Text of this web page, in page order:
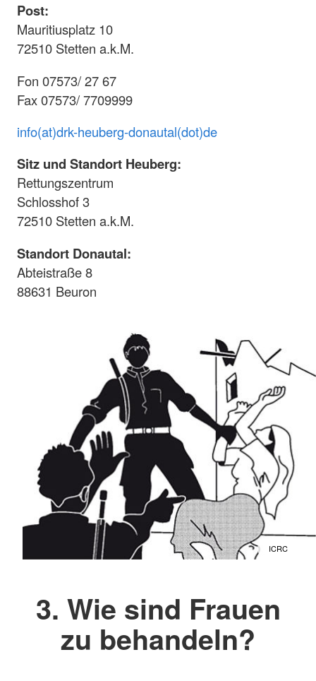
Post:
Mauritiusplatz 10
72510 Stetten a.k.M.
Fon 07573/ 27 67
Fax 07573/ 7709999
info(at)drk-heuberg-donautal(dot)de
Sitz und Standort Heuberg:
Rettungszentrum
Schlosshof 3
72510 Stetten a.k.M.
Standort Donautal:
Abteistraße 8
88631 Beuron
ICRC
3. Wie sind Frauen
zu behandeln?